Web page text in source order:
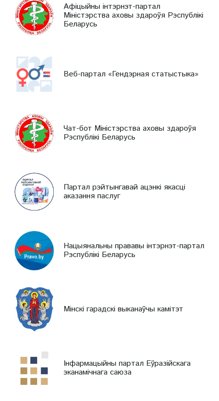
Афіцыйны інтэрнэт-партал
Міністэрства аховы здароўя Рэспублікі
Беларусь
Веб-партал «Гендэрная статыстыка»
Чат-бот Міністэрства аховы здароўя
Рэспублікі Беларусь
Партал рэйтынгавай ацэнкі якасці
аказання паслуг
Нацыянальны прававы інтэрнэт-партал
Рэспублікі Беларусь
Мінскі гарадскі выканаўчы камітэт
Інфармацыйны партал Еўразійскага
эканамічнага саюза